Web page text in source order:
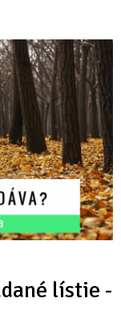
lístie -